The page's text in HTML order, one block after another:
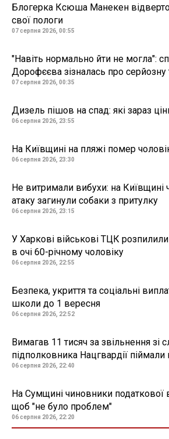
Блогерка Ксюша Манекен
свої пологи
07 серпня 2026, 00:55
"Навіть нормально йти не могла":
Дорофєєва зізналась про
07 серпня 2026, 00:35
Дизель пішов на спад: які зараз
06 серпня 2026, 23:55
На Київщині на пляжі помер
06 серпня 2026, 23:30
Не витримали вибухи: на Київщині
атаку загинули собаки з притулку
06 серпня 2026, 23:15
У Харкові військові ТЦК розпилили
в очі 60-річному чоловіку
06 серпня 2026, 22:55
Безпека, укриття та соціальні
школи до 1 вересня
06 серпня 2026, 22:52
Вимагав 11 тисяч за звільнення зі
підполковника Нацгвардії піймали
06 серпня 2026, 22:40
На Сумщині чиновники податкової
щоб "не було проблем"
06 серпня 2026, 22:20